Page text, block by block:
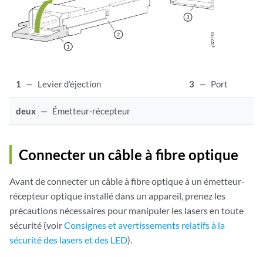
1 — Levier d’éjection 3 — Port
deux — Émetteur-récepteur
Connecter un câble à fibre optique
Avant de connecter un câble à fibre optique à un émetteur-
récepteur optique installé dans un appareil, prenez les
précautions nécessaires pour manipuler les lasers en toute
sécurité (voirConsignes et avertissements relatifs à la
sécurité des lasers et des LED).